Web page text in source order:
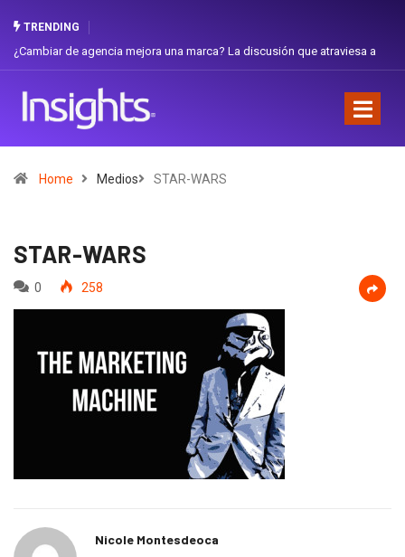
TRENDING
de agencia mejora una marca? La discusión que atraviesa a
Home Medios STAR-WARS
STAR-WARS
0 258
Nicole Montesdeoca